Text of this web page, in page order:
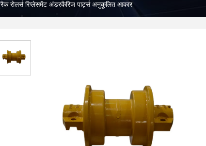
रोलर्स रिप्लेसमेंट अंडरकैरिज पार्ट्स अनुकूलित आकार